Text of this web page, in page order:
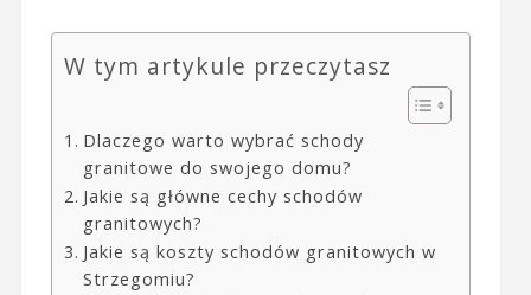
W tym artykule przeczytasz
Dlaczego warto wybrać schody
granitowe do swojego domu?
Jakie są główne cechy schodów
granitowych?
Jakie są koszty schodów granitowych w
Strzegomiu?